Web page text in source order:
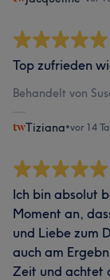
Top zufrieden
Behandelt von
Tiziana•vor 14
Ich bin absolut
Moment an,
und Liebe zum
auch am
Zeit und achtet